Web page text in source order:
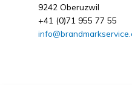
9242 Oberuzwil
+41 (0)71 955 77 55